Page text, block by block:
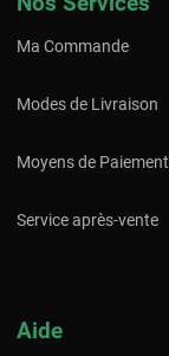
Ma Commande
Modes de Livraison
Moyens de Paiement
Service après-vente
Aide